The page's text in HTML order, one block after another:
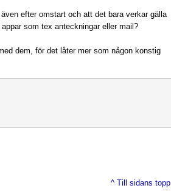
efter omstart och att det bara verkar gälla
som tex anteckningar eller mail?
dem, för det låter mer som någon konstig
^ Till sidans topp